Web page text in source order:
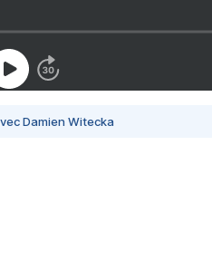
Damien Witecka